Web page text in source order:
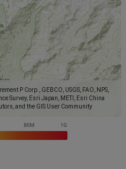
P Corp., GEBCO, USGS, FAO, NPS,
Survey, Esri Japan, METI, Esri China
and the GIS User Community